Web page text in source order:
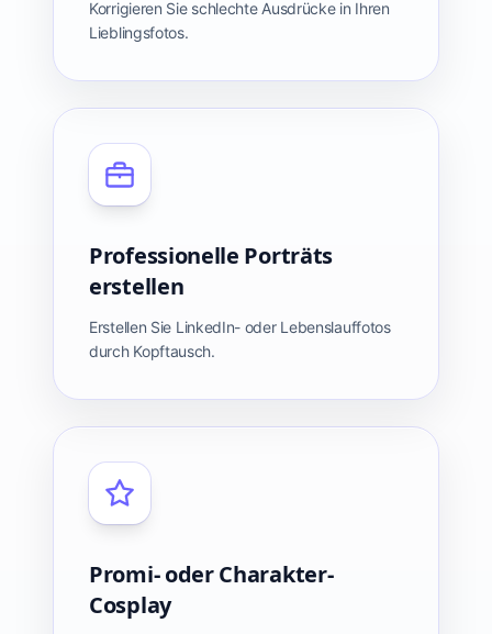
Korrigieren Sie schlechte Ausdrücke in Ihren
Lieblingsfotos.
Professionelle Porträts
erstellen
Erstellen Sie LinkedIn- oder Lebenslauffotos
durch Kopftausch.
Promi- oder Charakter-
Cosplay